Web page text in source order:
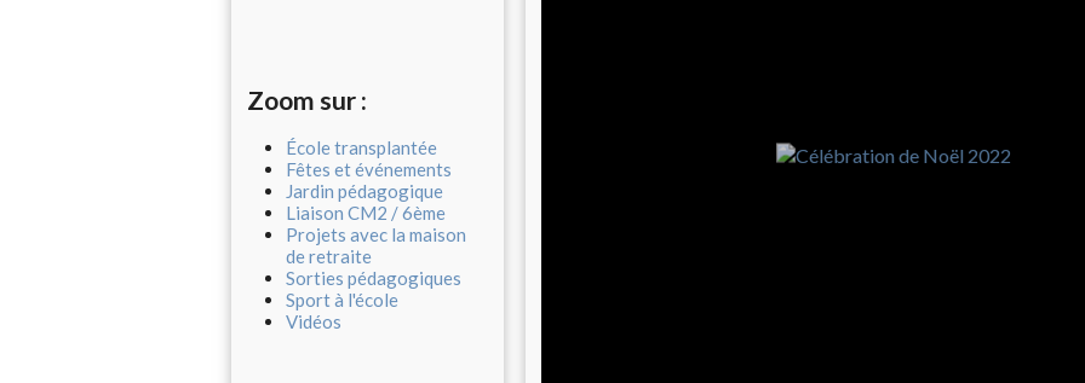
Zoom sur :
École transplantée
Fêtes et événements
Jardin pédagogique
Liaison CM2 / 6ème
Projets avec la maison
de retraite
Sorties pédagogiques
Sport à l'école
Vidéos